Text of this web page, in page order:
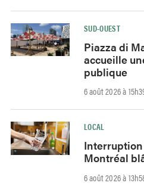
SUD-OUEST
Piazza di
accueille
publique
6 août 2026 à
LOCAL
Interruption
Montréal
6 août 2026 à